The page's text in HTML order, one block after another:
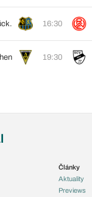
16:30
19:30
Články
Aktuality
Previews